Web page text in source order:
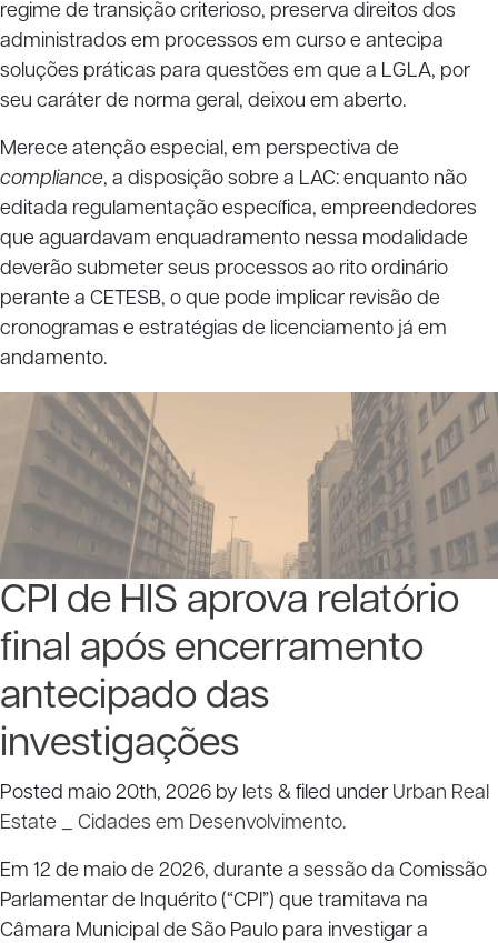
regime de transição criterioso, preserva direitos dos
administrados em processos em curso e antecipa
soluções práticas para questões em que a LGLA, por
seu caráter de norma geral, deixou em aberto.
Merece atenção especial, em perspectiva de
compliance, a disposição sobre a LAC: enquanto não
editada regulamentação específica, empreendedores
que aguardavam enquadramento nessa modalidade
deverão submeter seus processos ao rito ordinário
perante a CETESB, o que pode implicar revisão de
cronogramas e estratégias de licenciamento já em
andamento.
CPI de HIS aprova relatório
final após encerramento
antecipado das
investigações
Posted maio 20th, 2026 by lets & filed under Urban Real
Estate _ Cidades em Desenvolvimento.
Em 12 de maio de 2026, durante a sessão da Comissão
Parlamentar de Inquérito (“CPI”) que tramitava na
Câmara Municipal de São Paulo para investigar a